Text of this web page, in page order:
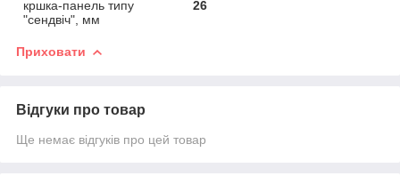
кршка-панель типу
"сендвіч", мм
26
Приховати
Відгуки про товар
Ще немає відгуків про цей товар